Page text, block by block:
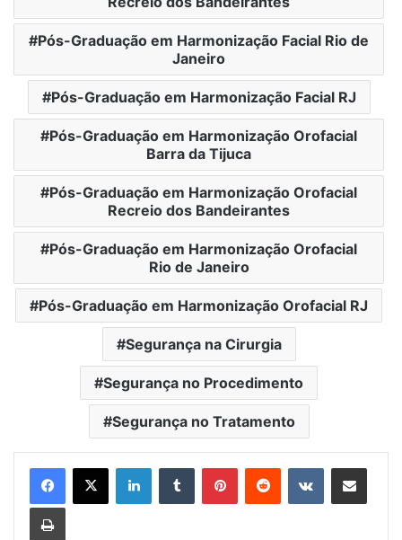
Pós-Graduação em Harmonização Facial Rio de
Janeiro
Pós-Graduação em Harmonização Facial RJ
Pós-Graduação em Harmonização Orofacial
Barra da Tijuca
Pós-Graduação em Harmonização Orofacial
Recreio dos Bandeirantes
Pós-Graduação em Harmonização Orofacial
Rio de Janeiro
Pós-Graduação em Harmonização Orofacial RJ
Segurança na Cirurgia
Segurança no Procedimento
Segurança no Tratamento
LinkedinTumblr PinterestReddit VK Compartilhar via e-mail
Imprimir